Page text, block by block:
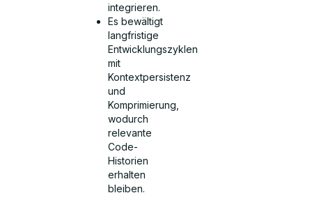
integrieren.
Es bewältigt
langfristige
Entwicklungszyklen
mit
Kontextpersistenz
und
Komprimierung,
wodurch
relevante
Code-
Historien
erhalten
bleiben.